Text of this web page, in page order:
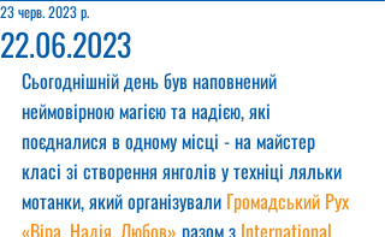
22.06.2023
23 черв. 2023 р.
Сьогоднішній день був наповнений
неймовірною магією та надією, які
поєдналися в одному місці - на майстер
класі зі створення янголів у техніці ляльки
мотанки, який організували Громадський Рух
«Віра, Надія, Любов» разом з International